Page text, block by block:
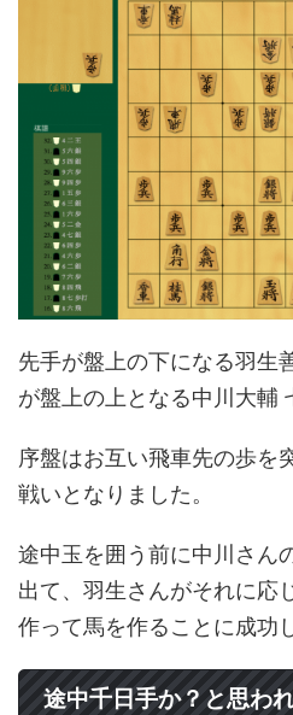
先手が盤上の下になる羽生
が盤上の上となる中川大輔
序盤はお互い飛車先の歩を
戦いとなりました。
途中玉を囲う前に中川さん
出て、羽生さんがそれに応
作って馬を作ることに成功
途中千日手か？と思わ